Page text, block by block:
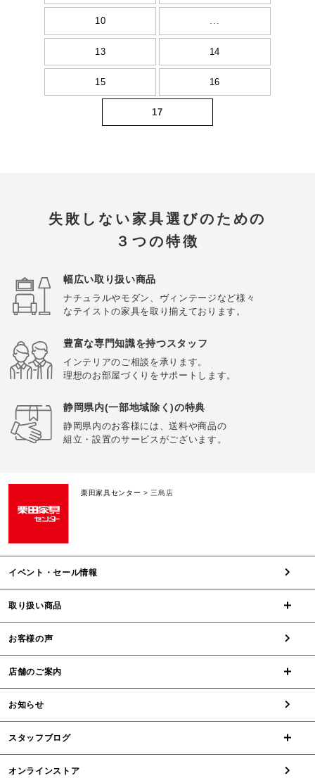
10 ...
13 14
15 16
17
失敗しない家具選びのための
３つの特徴
幅広い取り扱い商品
ナチュラルやモダン、ヴィンテージなど様々
なテイストの家具を取り揃えております。
豊富な専門知識を持つスタッフ
インテリアのご相談を承ります。
理想のお部屋づくりをサポートします。
静岡県内(一部地域除く)の特典
静岡県内のお客様には、送料や商品の
組立・設置のサービスがございます。
栗田家具センター > 三島店
イベント・セール情報
取り扱い商品
お客様の声
店舗のご案内
お知らせ
スタッフブログ
オンラインストア